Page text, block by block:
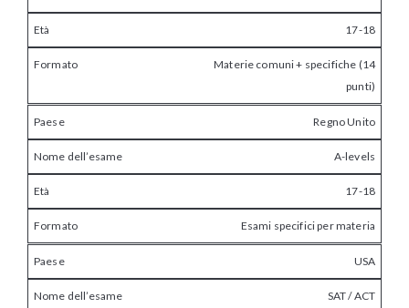
17-18
Materie comuni + specifiche (14
punti)
Regno Unito
A-levels
17-18
Esami specifici per materia
USA
SAT / ACT